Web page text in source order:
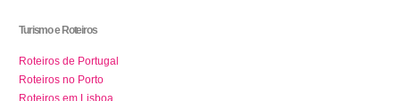
Turismo e Roteiros
Roteiros de Portugal
Roteiros no Porto